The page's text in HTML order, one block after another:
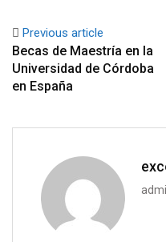
Previous article
Becas de Maestría en la
Universidad de Córdoba
en España